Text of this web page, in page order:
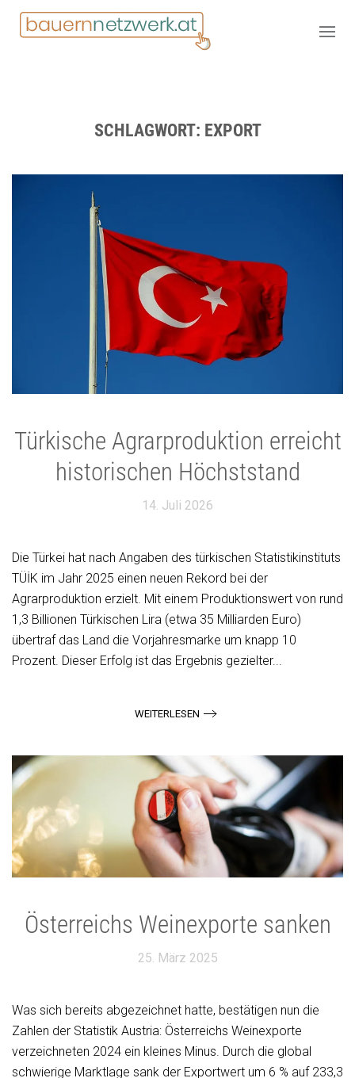
SCHLAGWORT: EXPORT
Türkische Agrarproduktion erreicht
historischen Höchststand
14. Juli 2026
Die Türkei hat nach Angaben des türkischen Statistikinstituts
TÜİK im Jahr 2025 einen neuen Rekord bei der
Agrarproduktion erzielt. Mit einem Produktionswert von rund
1,3 Billionen Türkischen Lira (etwa 35 Milliarden Euro)
übertraf das Land die Vorjahresmarke um knapp 10
Prozent. Dieser Erfolg ist das Ergebnis gezielter...
WEITERLESEN
Österreichs Weinexporte sanken
25. März 2025
Was sich bereits abgezeichnet hatte, bestätigen nun die
Zahlen der Statistik Austria: Österreichs Weinexporte
verzeichneten 2024 ein kleines Minus. Durch die global
schwierige Marktlage sank der Exportwert um 6 % auf 233,3